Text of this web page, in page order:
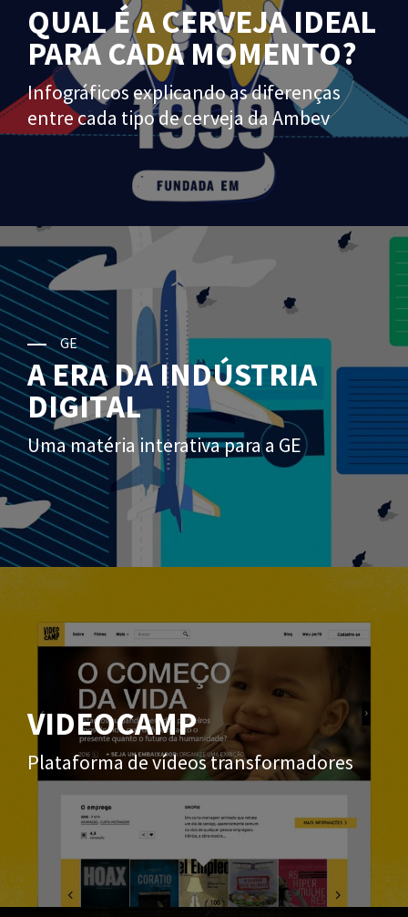
QUAL É A CERVEJA IDEAL
PARA CADA MOMENTO?
Infográficos explicando as diferenças
entre cada tipo de cerveja da Ambev
GE
A ERA DA INDÚSTRIA
DIGITAL
Uma matéria interativa para a GE
VIDEOCAMP
Plataforma de vídeos transformadores